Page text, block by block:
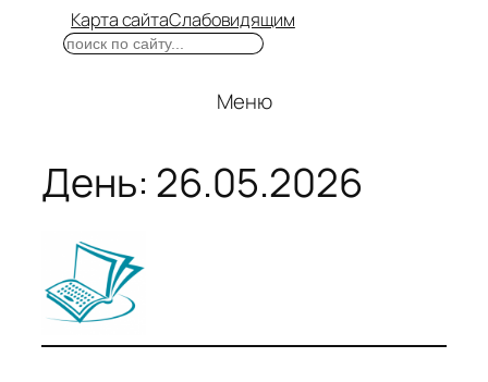
Карта сайтаСлабовидящим
Поиск
Меню
День: 26.05.2026